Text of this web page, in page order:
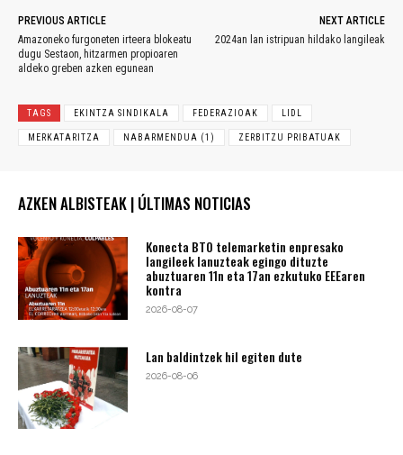
PREVIOUS ARTICLE
Amazoneko furgoneten irteera blokeatu
dugu Sestaon, hitzarmen propioaren
aldeko greben azken egunean
NEXT ARTICLE
2024an lan istripuan hildako langileak
TAGS EKINTZA SINDIKALA FEDERAZIOAK LIDL
MERKATARITZA NABARMENDUA (1) ZERBITZU PRIBATUAK
AZKEN ALBISTEAK | ÚLTIMAS NOTICIAS
Konecta BTO telemarketin enpresako
langileek lanuzteak egingo dituzte
abuztuaren 11n eta 17an ezkutuko EEEaren
kontra
2026-08-07
Lan baldintzek hil egiten dute
2026-08-06